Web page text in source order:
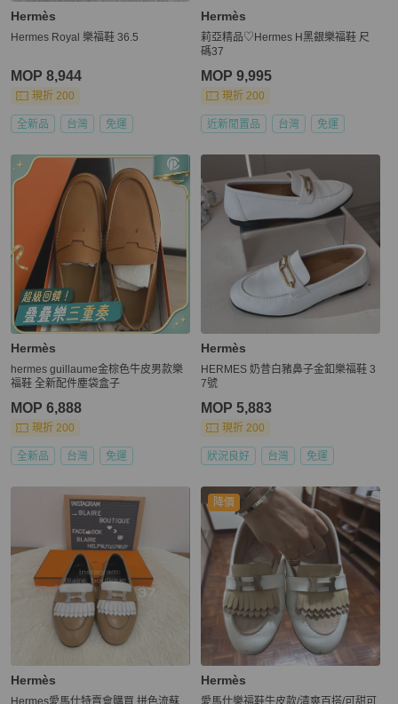
Hermès
Hermes Royal 樂福鞋 36.5
MOP 8,944
現折 200
全新品 台灣 免運
Hermès
莉亞精品♡Hermes H黑銀樂福鞋 尺
碼37
MOP 9,995
現折 200
近新閒置品 台灣 免運
Hermès
hermes guillaume金棕色牛皮男款樂
福鞋 全新配件塵袋盒子
MOP 6,888
現折 200
全新品 台灣 免運
Hermès
HERMES 奶昔白豬鼻子金釦樂福鞋 3
7號
MOP 5,883
現折 200
狀況良好 台灣 免運
Hermès
Hermes愛馬仕特賣會購買 拼色流蘇
降價
Hermès
愛馬仕樂福鞋牛皮款/清爽百搭/可甜可